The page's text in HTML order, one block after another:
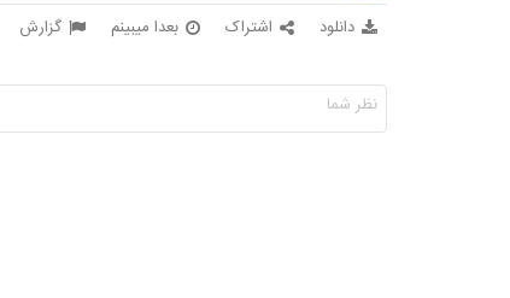
دانلود اشتراک بعدا میبینم گزارش